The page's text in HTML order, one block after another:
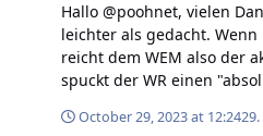
Hallo @poohnet, vielen Dank für die Info. Das klingt ja
leichter als gedacht.
reicht dem WEM also der
spuckt der WR einen
Die beiden energy Werte
October 29, 2023 at 12:24